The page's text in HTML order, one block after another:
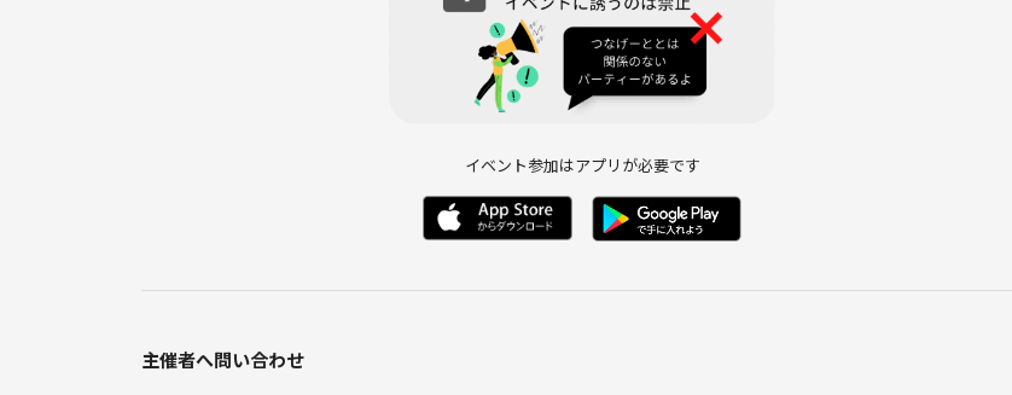
◆一人では継続出来ないことが続けられる！
また、自分とは全く違うバックグラウンドをもった人からの質問や意見は時にとても新鮮な気付きを与えてくれま
イベント参加はアプリが必要です
主催者へ問い合わせ